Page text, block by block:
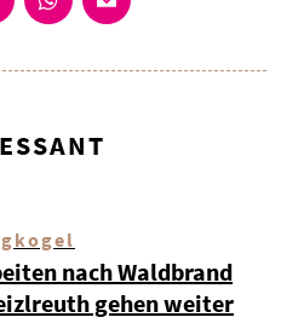
nach Waldbrand
gehen weiter